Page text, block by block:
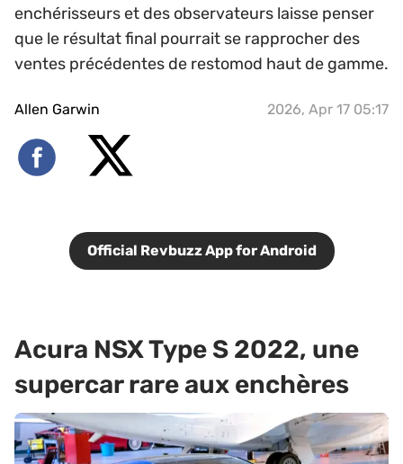
enchérisseurs et des observateurs laisse penser
que le résultat final pourrait se rapprocher des
ventes précédentes de restomod haut de gamme.
Allen Garwin 2026, Apr 17 05:17
Official Revbuzz App for Android
Acura NSX Type S 2022, une
supercar rare aux enchères